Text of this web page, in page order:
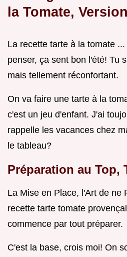
la Tomate,
La recette tarte à la tomate
penser, ça sent bon l'été! Tu
mais tellement réconfortant.
On va faire une tarte à la
c'est un jeu d'enfant. J'ai
rappelle les vacances chez
le tableau?
Préparation au Top,
La Mise en Place, l'Art de ne
recette tarte tomate
commence par tout préparer.
C'est la base, crois moi! On